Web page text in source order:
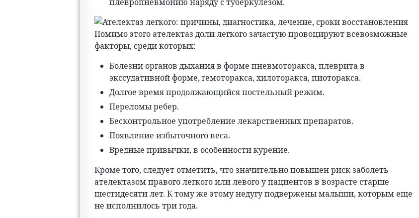
Помимо этого ателектаз доли легкого зачастую провоцируют всевозможные
факторы, среди которых:
Болезни органов дыхания в форме пневмоторакса, плеврита в
экссудативной форме, гемоторакса, хилоторакса, пиоторакса.
Долгое время продолжающийся постельный режим.
Переломы ребер.
Бесконтрольное употребление лекарственных препаратов.
Появление избыточного веса.
Вредные привычки, в особенности курение.
Кроме того, следует отметить, что значительно повышен риск заболеть
ателектазом правого легкого или левого у пациентов в возрасте старше
шестидесяти лет. К тому же этому недугу подвержены малыши, которым еще
не исполнилось три года.